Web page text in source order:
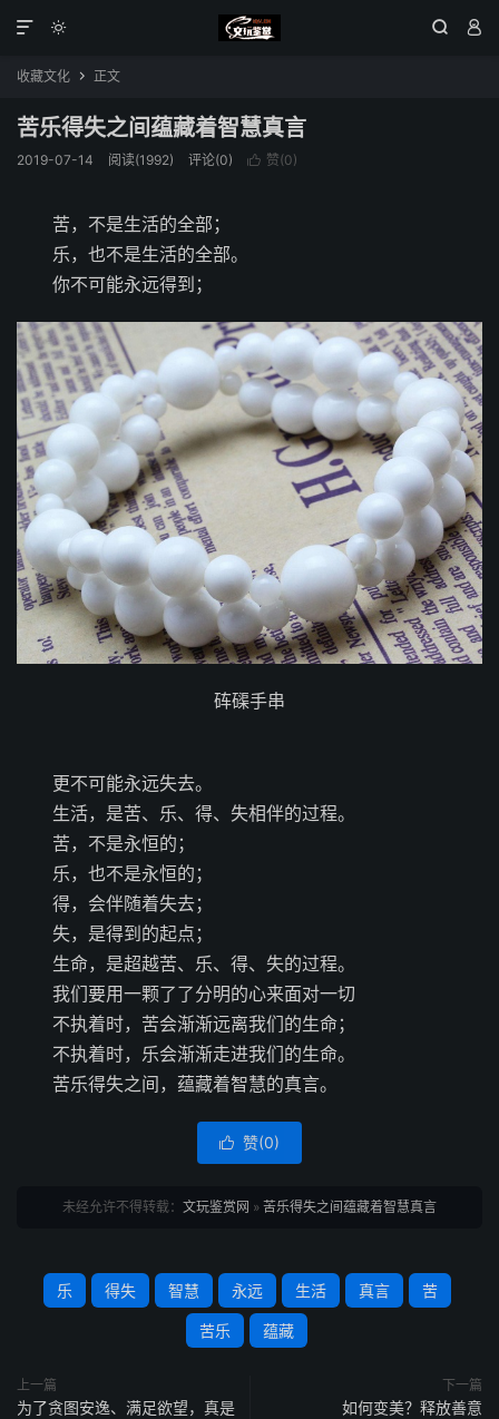
  

收藏文化  正文
苦乐得失之间蕴藏着智慧真言
2019-07-14 阅读(1992) 评论(0)  赞(0)
苦，不是生活的全部；
乐，也不是生活的全部。
你不可能永远得到；
砗磲手串
更不可能永远失去。
生活，是苦、乐、得、失相伴的过程。
苦，不是永恒的；
乐，也不是永恒的；
得，会伴随着失去；
失，是得到的起点；
生命，是超越苦、乐、得、失的过程。
我们要用一颗了了分明的心来面对一切
不执着时，苦会渐渐远离我们的生命；
不执着时，乐会渐渐走进我们的生命。
苦乐得失之间，蕴藏着智慧的真言。
 赞(0)
未经允许不得转载： 文玩鉴赏网 » 苦乐得失之间蕴藏着智慧真言
乐 得失 智慧 永远 生活 真言 苦
苦乐 蕴藏
上一篇
为了贪图安逸、满足欲望，真是
下一篇
如何变美？释放善意